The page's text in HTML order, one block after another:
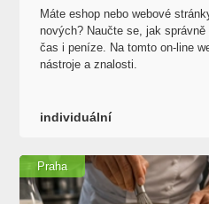
Máte eshop nebo webové
nových? Naučte se, jak
čas i peníze. Na tomto on-line
nástroje a znalosti.
individuální
Praha